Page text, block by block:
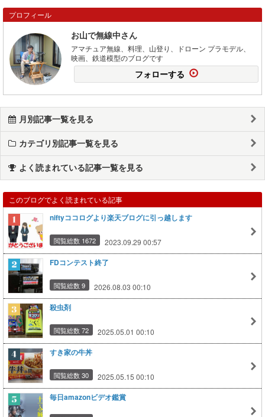
プロフィール
お山で無線中さん
アマチュア無線、料理、山登り、ドローン プラモデル、
映画、鉄道模型のブログです
フォローする
月別記事一覧を見る
カテゴリ別記事一覧を見る
よく読まれている記事一覧を見る
このブログでよく読まれている記事
niftyココログより楽天ブログに引っ越します
閲覧総数 1672 2023.09.29 00:57
FDコンテスト終了
閲覧総数 9 2026.08.03 00:10
殺虫剤
閲覧総数 72 2025.05.01 00:10
すき家の牛丼
閲覧総数 30 2025.05.15 00:10
毎日amazonビデオ鑑賞